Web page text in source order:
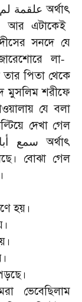
علقمة অর্থাৎ
আর এটাকেই
সনদে যে
লা-
তার পিতা থেকে
মুসলিম শরীফে
যে বলা
দেখা গেল
سمع أبا
অর্থাৎ
বোঝা গেল
হয়।
ভেবেছিলাম